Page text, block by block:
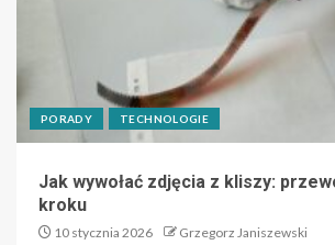
PORADY TECHNOLOGIE
Jak wywołać zdjęcia z kliszy:
kroku
10 stycznia 2026 Grzegorz Janiszewski